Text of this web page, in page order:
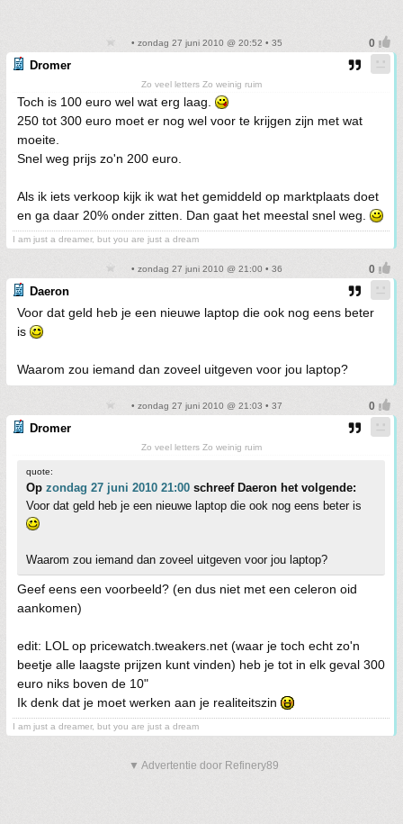
• zondag 27 juni 2010 @ 20:52 • 35
Dromer
Zo veel letters Zo weinig ruim
Toch is 100 euro wel wat erg laag.
250 tot 300 euro moet er nog wel voor te krijgen zijn met wat
moeite.
Snel weg prijs zo'n 200 euro.
Als ik iets verkoop kijk ik wat het gemiddeld op marktplaats doet
en ga daar 20% onder zitten. Dan gaat het meestal snel weg.
I am just a dreamer, but you are just a dream
• zondag 27 juni 2010 @ 21:00 • 36
Daeron
Voor dat geld heb je een nieuwe laptop die ook nog eens beter
is
Waarom zou iemand dan zoveel uitgeven voor jou laptop?
• zondag 27 juni 2010 @ 21:03 • 37
Dromer
Zo veel letters Zo weinig ruim
quote:
Op zondag 27 juni 2010 21:00 schreef Daeron het volgende:
Voor dat geld heb je een nieuwe laptop die ook nog eens beter is
Waarom zou iemand dan zoveel uitgeven voor jou laptop?
Geef eens een voorbeeld? (en dus niet met een celeron oid
aankomen)
edit: LOL op pricewatch.tweakers.net (waar je toch echt zo'n
beetje alle laagste prijzen kunt vinden) heb je tot in elk geval 300
euro niks boven de 10"
Ik denk dat je moet werken aan je realiteitszin
I am just a dreamer, but you are just a dream
▼ Advertentie door Refinery89